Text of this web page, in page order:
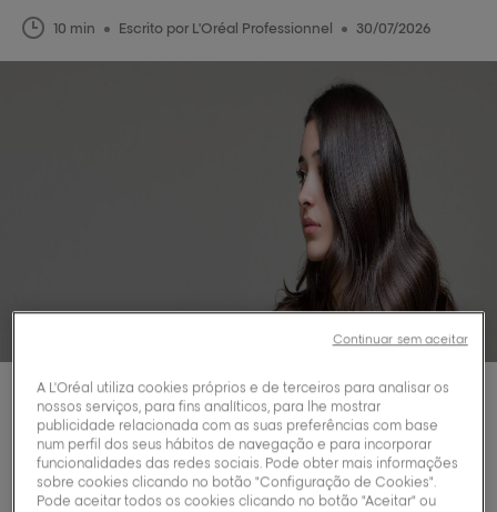
10 min Escrito por L'Oréal Professionnel 30/07/2026
Passo a passo para fazer
ondas no cabelo em
A L'Oréal utiliza cookies próprios e de terceiros para analisar os
nossos serviços, para fins analíticos, para lhe mostrar
publicidade relacionada com as suas preferências com base
num perfil dos seus hábitos de navegação e para incorporar
funcionalidades das redes sociais. Pode obter mais informações
sobre cookies clicando no botão "Configuração de Cookies".
Pode aceitar todos os cookies clicando no botão "Aceitar" ou
Continuar sem aceitar